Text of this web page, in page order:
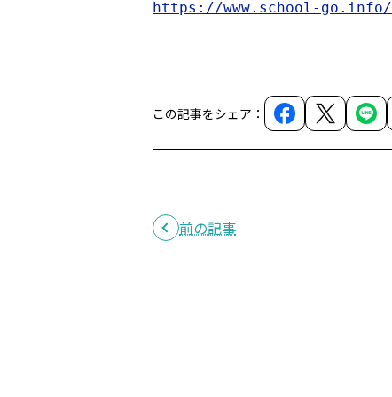
https://www.school-go.info/
この記事をシェア：
前の記事